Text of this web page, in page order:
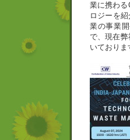
業に携わ
ロジーを
業の事業
で、現在
いておりま